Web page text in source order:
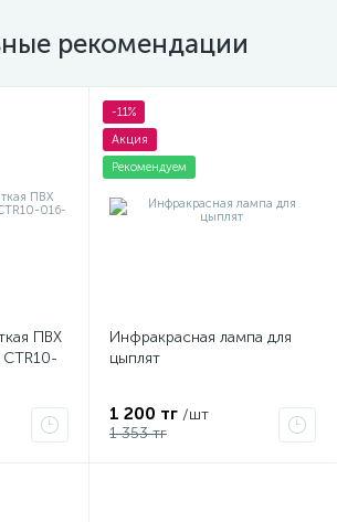
рекомендации
ПВХ
-11%
Акция
Рекомендуем
Инфракрасная лампа для
цыплят
1 200 тг /шт
1 353 тг